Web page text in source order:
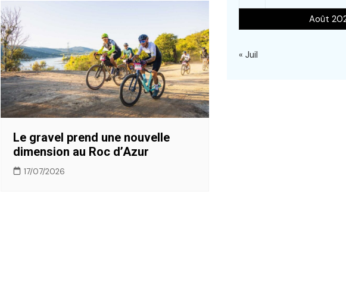
Le gravel prend une nouvelle
dimension au Roc d’Azur
17/07/2026
Août
« Juil